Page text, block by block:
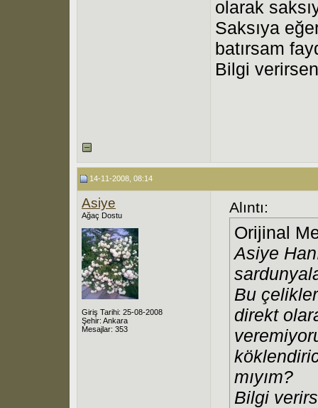
olarak
Saksıya
batırsam
Bilgi
14-11-2008, 08:14
Asiye
Ağaç Dostu
Giriş Tarihi: 25-08-2008
Şehir: Ankara
Mesajlar: 353
Alıntı:
Orijinal
Asiye
Bu
direkt
mıyım?
Bilgi